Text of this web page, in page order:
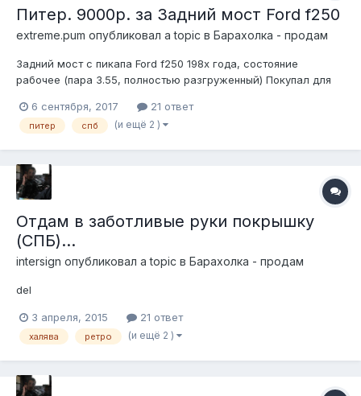
Питер. 9000р. за Задний мост Ford f250
extreme.pum опубликовал a topic в Барахолка - продам
Задний мост с пикапа Ford f250 198x года, состояние
рабочее (пара 3.55, полностью разгруженный) Покупал для
Питеру куда надо. В настоящий момент разобран, так что
можно по частям. Тормозов уже нет, только барабаны.
6 сентября, 2017 21 ответ
питер спб (и ещё 2 )
Отдам в заботливые руки покрышку
(СПБ)...
intersign опубликовал a topic в Барахолка - продам
del
3 апреля, 2015 21 ответ
халява ретро (и ещё 2 )